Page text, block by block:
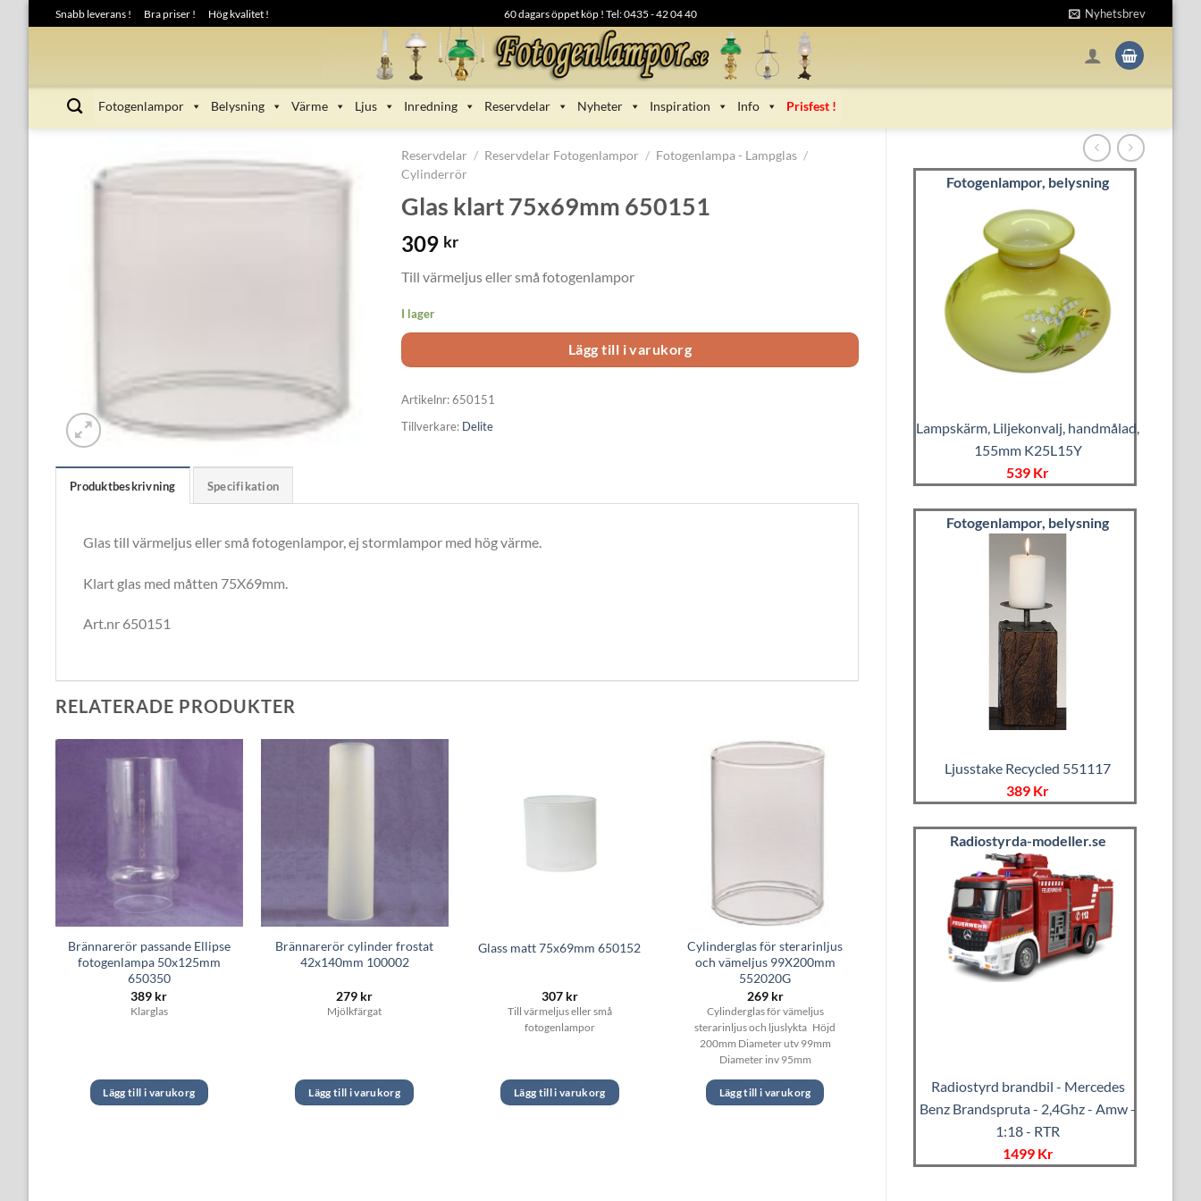
to
Snabb leverans ! Bra priser ! Hög kvalitet ! 60 dagars öppet köp ! Tel: 0435 - 42 04 40 Nyhetsbrev
Fotogenlampor Belysning Värme Ljus Inredning Reservdelar Nyheter Inspiration Info Prisfest !
Fotogenlampor, belysning
Lampskärm, Liljekonvalj, handmålad,
155mm K25L15Y
539 Kr
Fotogenlampor, belysning
Ljusstake Recycled 551117
389 Kr
Radiostyrda-modeller.se
Radiostyrd brandbil - Mercedes
Benz Brandspruta - 2,4Ghz - Amw -
1:18 - RTR
1499 Kr
Reservdelar / Reservdelar Fotogenlampor / Fotogenlampa - Lampglas /
Cylinderrör
Glas klart 75x69mm 650151
309 kr
Till värmeljus eller små fotogenlampor
I lager
Lägg till i varukorg
Artikelnr:650151
Tillverkare: Delite
Produktbeskrivning Specifikation
Glas till värmeljus eller små fotogenlampor, ej stormlampor med hög värme.
Klart glas med måtten 75X69mm.
Art.nr 650151
RELATERADE PRODUKTER
Brännarerör passande Ellipse
fotogenlampa 50x125mm
650350
389 kr
Klarglas
Lägg till i varukorg
Brännarerör cylinder frostat
42x140mm 100002
279 kr
Mjölkfärgat
Lägg till i varukorg
Glass matt 75x69mm 650152
307 kr
Till värmeljus eller små
fotogenlampor
Lägg till i varukorg
Cylinderglas för sterarinljus
och vämeljus 99X200mm
552020G
269 kr
Cylinderglas för vämeljus
sterarinljus och ljuslykta Höjd
200mm Diameter utv 99mm
Diameter inv 95mm
Lägg till i varukorg